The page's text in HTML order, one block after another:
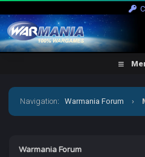
Navigation:Warmania Forum ›
Warmania Forum